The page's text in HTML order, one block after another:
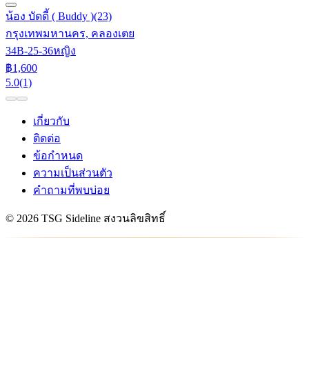
น้อง บัดดี้ ( Buddy )(23)
กรุงเทพมหานคร, คลองเตย
34B-25-36หญิง
฿1,600
5.0(1)
เกี่ยวกับ
ติดต่อ
ข้อกำหนด
ความเป็นส่วนตัว
คำถามที่พบบ่อย
© 2026 TSG Sideline สงวนลิขสิทธิ์